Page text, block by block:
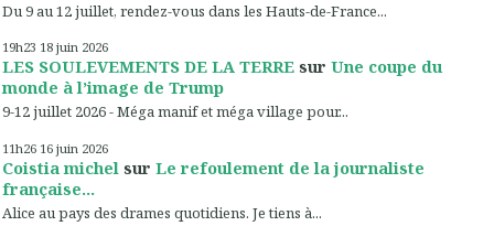
Du 9 au 12 juillet, rendez-vous dans les Hauts-de-France...
19h23 18 juin 2026
LES SOULEVEMENTS DE LA TERRE sur Une coupe du
monde à l’image de Trump
9-12 juillet 2026 - Méga manif et méga village pour...
11h26 16 juin 2026
Coistia michel sur Le refoulement de la journaliste
française...
Alice au pays des drames quotidiens. Je tiens à...